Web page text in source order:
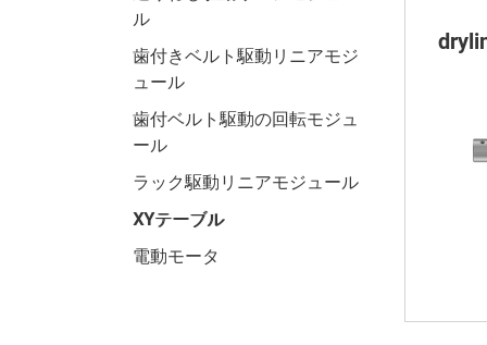
ル
歯付きベルト駆動リニアモジ
ュール
歯付ベルト駆動の回転モジュ
ール
ラック駆動リニアモジュール
XYテーブル
電動モータ